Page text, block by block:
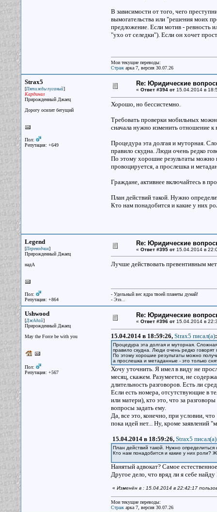
В зависимости от того, чего
вымогательства или "решения моих
предложение. Если мотив - ревность
"ухо от селедки"). Если он хочет
Мои текущие переводы:
Стражарка 7, версия 30.07.26
Strax5
[Пятижды пуганый]
Кардинал
Прирожденный Джаец
Дорогу осилит бегущий
Пол:
Репутация: +649
Re: Юридические
« Ответ #394 от15.04.2014 в
Хорошо, но бессистемно.
Требовать проверки мобильных
сначала нужно изменить отношение к
Процедура эта долгая и муторная.
правило скудна. Люди очень редко
По этому хорошие результаты можно
провоцируется, а прослешка и
Граждане, активнее включайтесь в
План действий такой. Нужно
Кто нам понадобится и какие у них
Legend
[Переводчик]
Прирожденный Джаец
надА
Пол:
Репутация: +864
Re: Юридические
« Ответ #395 от15.04.2014 в
Лучше действовать превентивным
- Удельный вес ядра твоей планеты думай!
- Эээ...
Ushwood
[ДжАдай]
Прирожденный Джаец
May the Force be with you
Пол:
Репутация: +567
Re: Юридические
« Ответ #396 от15.04.2014 в
15.04.2014 в 18:59:26, Strax5 писал(a):
Процедура эта долгая и муторная.
правило скудна. Люди очень редко
По этому хорошие результаты можно
а прослешка и метаданные - это только
Хочу уточнить. Я имел в виду не
месяц, скажем. Разумеется, не
длительность разговоров. Есть ли
Если есть номера, отсутствующие в
или матери), кто это, что за
вопросы задать ему.
Да, все это, конечно, при условии,
пока идей нет... Ну, кроме заявлений
15.04.2014 в 18:59:26, Strax5 писал(a)
План действий такой. Нужно
Кто нам понадобится и какие у них роли?
Нанятый адвокат? Самое
Другое дело, что вряд ли я себе
« Изменён в : 15.04.2014 в 22:42:17
Мои текущие переводы:
Стражарка 7, версия 30.07.26